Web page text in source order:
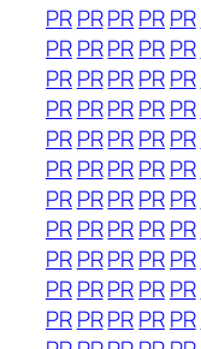
PRPRPRPRPR
PRPRPRPRPR
PRPRPRPRPR
PRPRPRPRPR
PRPRPRPRPR
PRPRPRPRPR
PRPRPRPRPR
PRPRPRPRPR
PRPRPRPRPR
PRPRPRPRPR
PRPRPRPRPR